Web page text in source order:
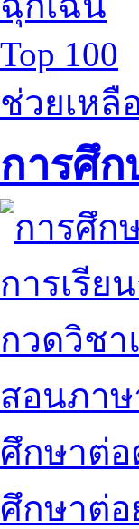
Top 100
ช่วยเหลือ
การศึก
การเรีย
กวดวิชา
สอนภาษ
ศึกษาต่อ
ศึกษาต่อ